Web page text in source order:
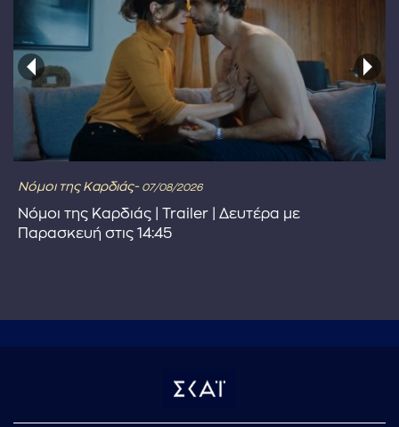
Νόμοι της Καρδιάς- 07/08/2026
Νόμοι της Καρδιάς | Trailer | Δευτέρα με
Παρασκευή στις 14:45